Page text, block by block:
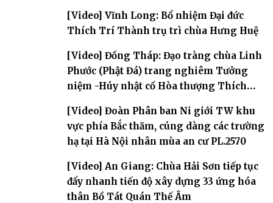
[Video] Vĩnh Long: Bổ nhiệm Đại đức
Thích Trí Thành trụ trì chùa Hưng Huệ
[Video] Đồng Tháp: Đạo tràng chùa Linh
Phước (Phật Đá) trang nghiêm Tưởng
niệm -Húy nhật cố Hòa thượng Thích
[Video] Đoàn Phân ban Ni giới TW khu
vực phía Bắc thăm, cúng dàng các trường
hạ tại Hà Nội nhân mùa an cư PL.2570
[Video] An Giang: Chùa Hải Sơn tiếp tục
đẩy nhanh tiến độ xây dựng 33 ứng hóa
thân Bồ Tát Quán Thế Âm